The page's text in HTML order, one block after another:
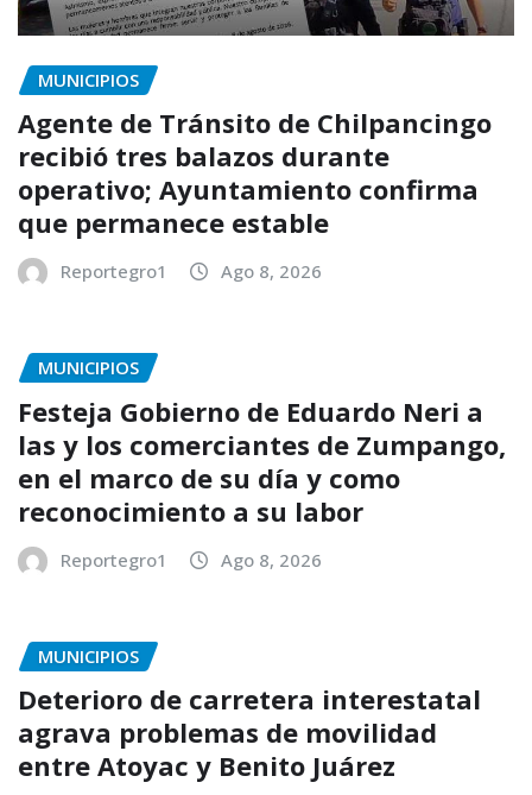
MUNICIPIOS
Agente de Tránsito de Chilpancingo
recibió tres balazos durante
operativo; Ayuntamiento confirma
que permanece estable
Reportegro1 Ago 8, 2026
MUNICIPIOS
Festeja Gobierno de Eduardo Neri a
las y los comerciantes de Zumpango,
en el marco de su día y como
reconocimiento a su labor
Reportegro1 Ago 8, 2026
MUNICIPIOS
Deterioro de carretera interestatal
agrava problemas de movilidad
entre Atoyac y Benito Juárez